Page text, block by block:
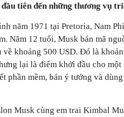
tiên đến những thương vụ
năm 1971 tại Pretoria, Nam
Năm 12 tuổi, Musk bán mã
về khoảng 500 USD. Đó là
lại là điểm khởi đầu cho
phần mềm, bán ý tưởng và
Musk cùng em trai Kimbal